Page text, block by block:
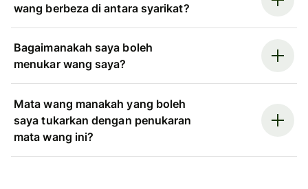
wang berbeza di antara syarikat?
Bagaimanakah saya boleh
menukar wang saya?
Mata wang manakah yang boleh
saya tukarkan dengan penukaran
mata wang ini?